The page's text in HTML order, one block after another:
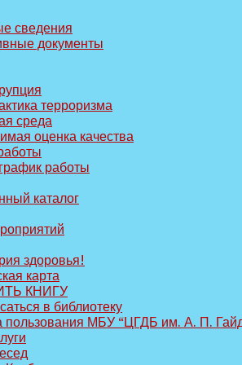
сведения
документы
терроризма
среда
оценка качества
работы
каталог
здоровья!
карта
КНИГУ
в библиотеку
пользования МБУ “ЦГДБ им. А. П.